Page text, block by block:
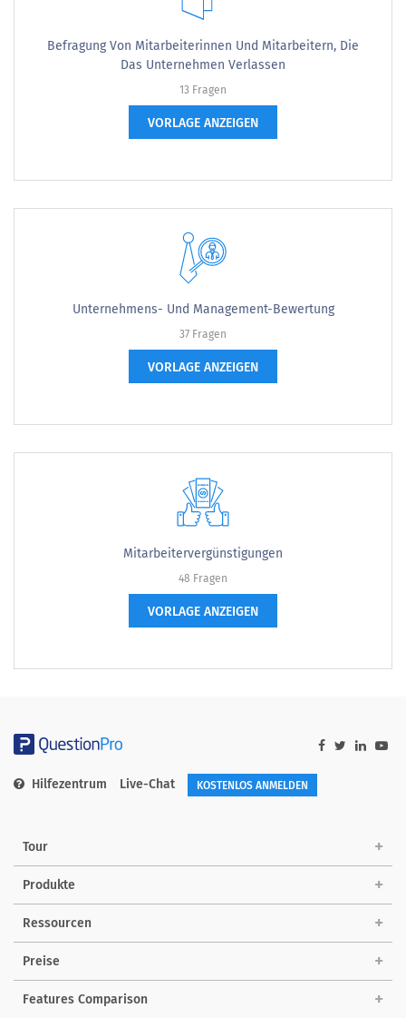
Befragung Von Mitarbeiterinnen Und Mitarbeitern, Die
Das Unternehmen Verlassen
13 Fragen
VORLAGE ANZEIGEN
Unternehmens- Und Management-Bewertung
37 Fragen
VORLAGE ANZEIGEN
Mitarbeitervergünstigungen
48 Fragen
VORLAGE ANZEIGEN
Hilfezentrum Live-Chat KOSTENLOS ANMELDEN
Tour
Produkte
Ressourcen
Preise
Features Comparison